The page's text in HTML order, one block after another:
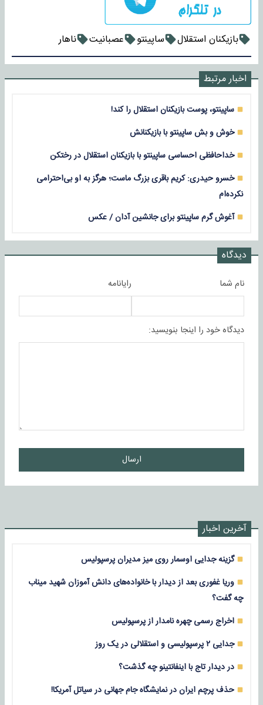
بازیکنان استقلال ساپینتو عصبانیت ناهار
اخبار مرتبط
ساپینتو، پوست بازیکنان استقلال را کند!
خوش و بش ساپینتو با بازیکنانش
خداحافظی احساسی ساپینتو با بازیکنان استقلال در رختکن
خسرو حیدری: کریم باقری بزرگ ماست؛ هرگز به او بی‌احترامی
نکرده‌ام
آغوش گرم ساپینتو برای جانشین آدان / عکس
دیدگاه
نام شما رایانامه
دیدگاه خود را اینجا بنویسید:
ارسال
آخرین اخبار
گزینه جدایی اوسمار روی میز مدیران پرسپولیس
وریا غفوری بعد از دیدار با خانواده‌های دانش آموزان شهید میناب
چه گفت؟
اخراج رسمی چهره نامدار از پرسپولیس
جدایی ۲ پرسپولیسی و استقلالی در یک روز
در دیدار تاج با اینفانتینو چه گذشت؟
حذف پرچم ایران در نمایشگاه جام جهانی در سیاتل آمریکا!